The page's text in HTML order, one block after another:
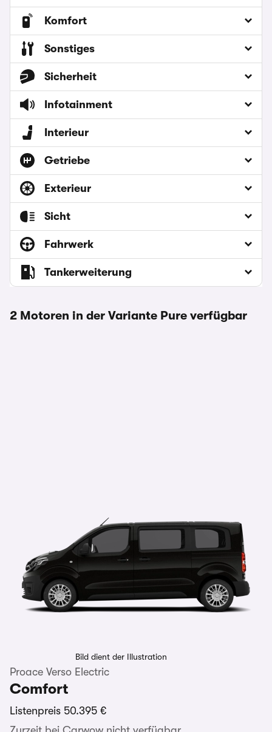
Komfort
Sonstiges
Sicherheit
Infotainment
Interieur
Getriebe
Exterieur
Sicht
Fahrwerk
Tankerweiterung
2 Motoren in der Variante Pure verfügbar
Bild dient der Illustration
Proace Verso Electric
Comfort
Listenpreis 50.395 €